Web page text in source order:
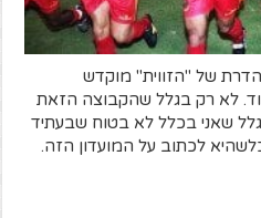
של "הזווית" מוקדש
לא רק בגלל שהקבוצה הזאת
שאני בכלל לא בטוח שבעתיד
לכתוב על המועדון הזה.